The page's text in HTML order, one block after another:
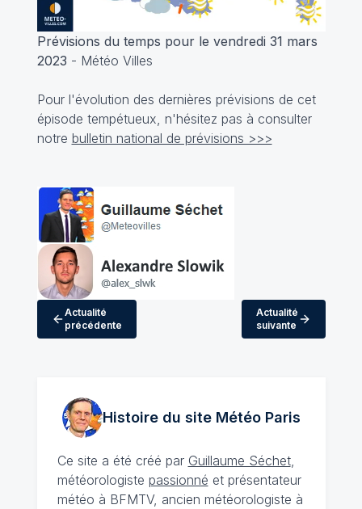
Prévisions du temps pour le vendredi 31 mars
2023 - Météo Villes
Pour l'évolution des dernières prévisions de cet
épisode tempétueux, n'hésitez pas à consulter
notre bulletin national de prévisions >>>
Actualité
précédente
Actualité
suivante
Histoire du site MétéoParis
Ce site a été créé par Guillaume Séchet,
météorologiste passionné et présentateur
météo à BFMTV, ancien météorologiste à